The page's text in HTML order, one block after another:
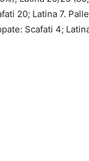
20; Latina 7.
Scafati 4;